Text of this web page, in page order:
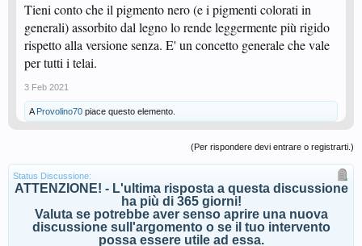
Tieni conto che il pigmento nero (e i pigmenti colorati in
generali) assorbito dal legno lo rende leggermente più rigido
rispetto alla versione senza. E' un concetto generale che vale
per tutti i telai.
3 Feb 2021
A Provolino70 piace questo elemento.
(Per rispondere devi entrare o registrarti.)
Status Discussione:
ATTENZIONE! - L'ultima risposta a questa discussione
ha più di 365 giorni!
Valuta se potrebbe aver senso aprire una nuova
discussione sull'argomento o se il tuo intervento
possa essere utile ad essa.